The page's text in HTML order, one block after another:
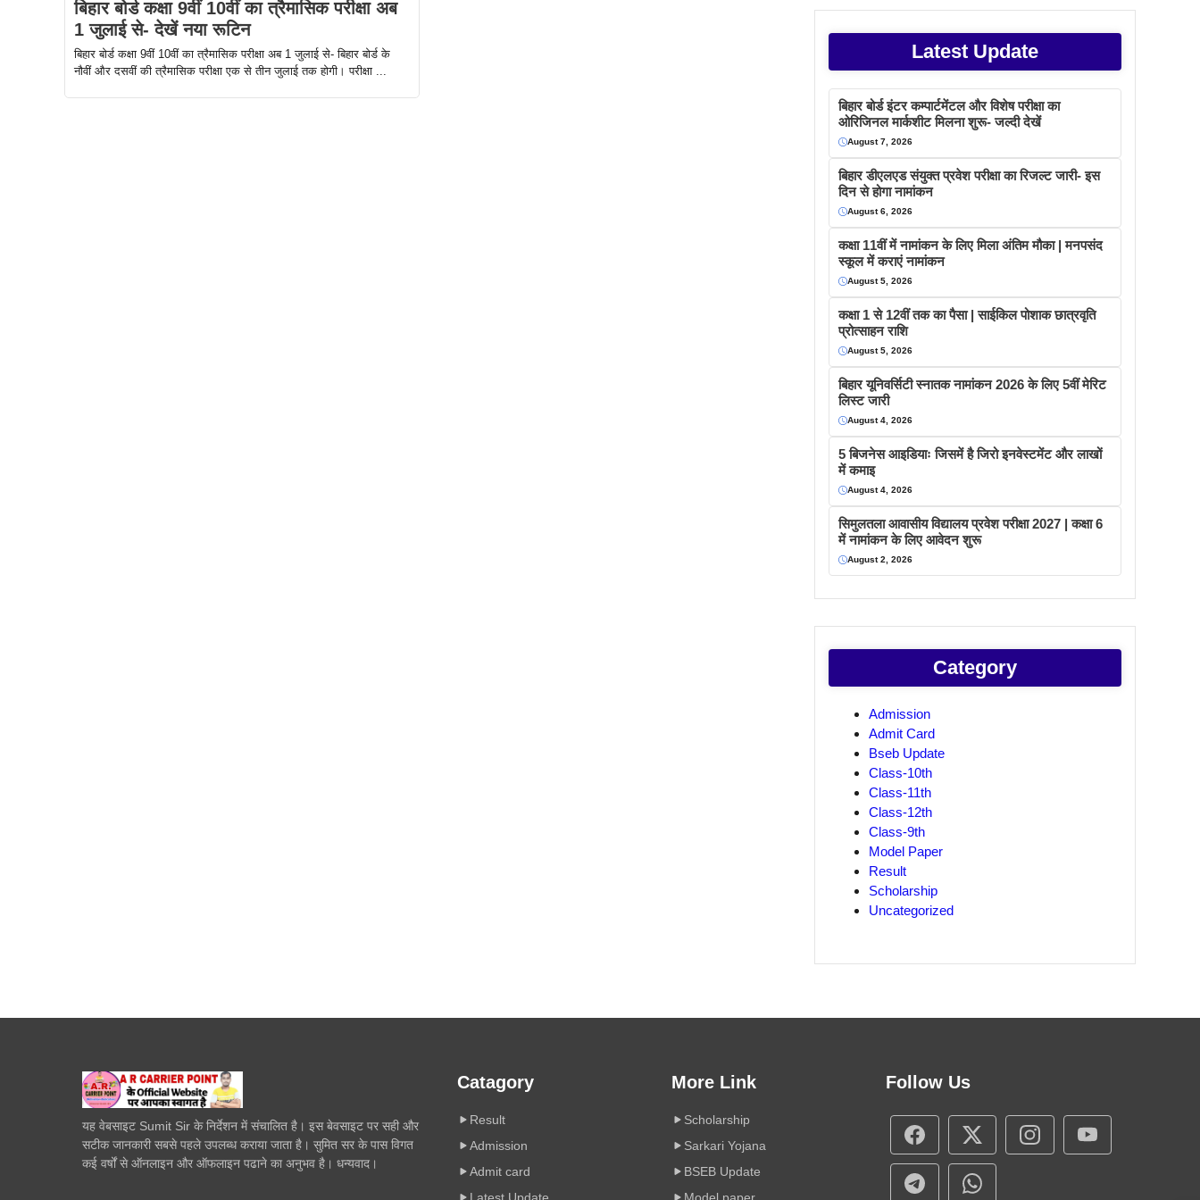
बिहार बोर्ड कक्षा 9वीं 10वीं का त्रैमासिक परीक्षा अब
1 जुलाई से- देखें नया रूटिन
बिहार बोर्ड कक्षा 9वीं 10वीं का त्रैमासिक परीक्षा अब 1 जुलाई से- बिहार बोर्ड के
नौवीं और दसवीं की त्रैमासिक परीक्षा एक से तीन जुलाई तक होगी। परीक्षा ...
Latest Update
बिहार बोर्ड इंटर कम्पार्टमेंटल और विशेष परीक्षा का
ओरिजिनल मार्कशीट मिलना शुरू- जल्दी देखें
August 7, 2026
बिहार डीएलएड संयुक्त प्रवेश परीक्षा का रिजल्ट जारी- इस
दिन से होगा नामांकन
August 6, 2026
कक्षा 11वीं में नामांकन के लिए मिला अंतिम मौका | मनपसंद
स्कूल में कराएं नामांकन
August 5, 2026
कक्षा 1 से 12वीं तक का पैसा | साईकिल पोशाक छात्रवृति
प्रोत्साहन राशि
August 5, 2026
बिहार यूनिवर्सिटी स्नातक नामांकन 2026 के लिए 5वीं मेरिट
लिस्ट जारी
August 4, 2026
5 बिजनेस आइडियाः जिसमें है जिरो इनवेस्टमेंट और लाखों
में कमाइ
August 4, 2026
सिमुलतला आवासीय विद्यालय प्रवेश परीक्षा 2027 | कक्षा 6
में नामांकन के लिए आवेदन शुरू
August 2, 2026
Category
Admission
Admit Card
Bseb Update
Class-10th
Class-11th
Class-12th
Class-9th
Model Paper
Result
Scholarship
Uncategorized
यह वेबसाइट Sumit Sir के निर्देशन में संचालित है। इस बेवसाइट पर सही और
सटीक जानकारी सबसे पहले उपलब्ध कराया जाता है। सुमित सर के पास विगत
कई वर्षों से ऑनलाइन और ऑफलाइन पढाने का अनुभव है। धन्यवाद।
Catagory
Result
Admission
Admit card
Latest Update
More Link
Scholarship
Sarkari Yojana
BSEB Update
Model paper
Follow Us